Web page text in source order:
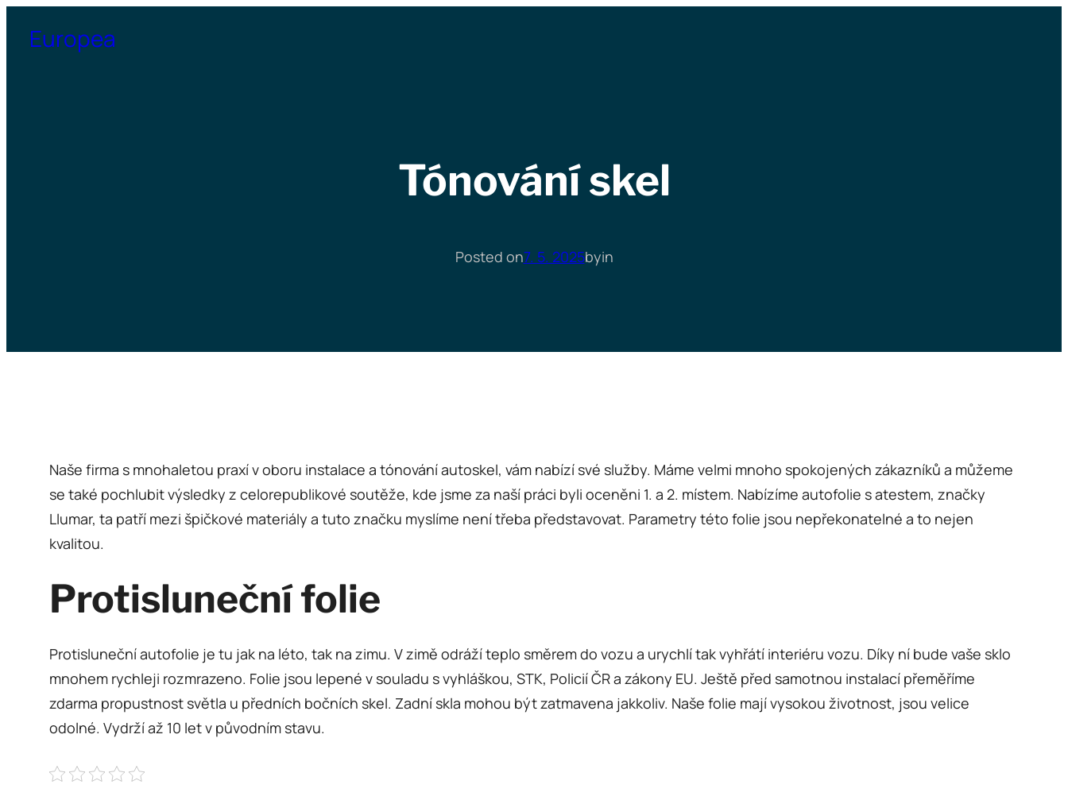
Europea
Tónování skel
Posted on7. 5. 2025byin
Naše firma s mnohaletou praxí v oboru instalace a tónování autoskel, vám nabízí své služby. Máme velmi mnoho spokojených zákazníků a můžeme
se také pochlubit výsledky z celorepublikové soutěže, kde jsme za naší práci byli oceněni 1. a 2. místem. Nabízíme autofolie s atestem, značky
Llumar, ta patří mezi špičkové materiály a tuto značku myslíme není třeba představovat. Parametry této folie jsou nepřekonatelné a to nejen
kvalitou.
Protisluneční folie
Protisluneční autofolie je tu jak na léto, tak na zimu. V zimě odráží teplo směrem do vozu a urychlí tak vyhřátí interiéru vozu. Díky ní bude vaše sklo
mnohem rychleji rozmrazeno. Folie jsou lepené v souladu s vyhláškou, STK, Policií ČR a zákony EU. Ještě před samotnou instalací přeměříme
zdarma propustnost světla u předních bočních skel. Zadní skla mohou být zatmavena jakkoliv. Naše folie mají vysokou životnost, jsou velice
odolné. Vydrží až 10 let v původním stavu.